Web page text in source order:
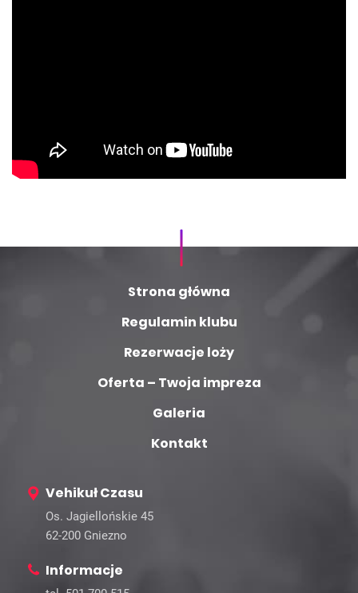
Strona główna
Regulamin klubu
Rezerwacje loży
Oferta – Twoja impreza
Galeria
Kontakt
Vehikuł Czasu
Os. Jagiellońskie 45
62-200 Gniezno
Informacje